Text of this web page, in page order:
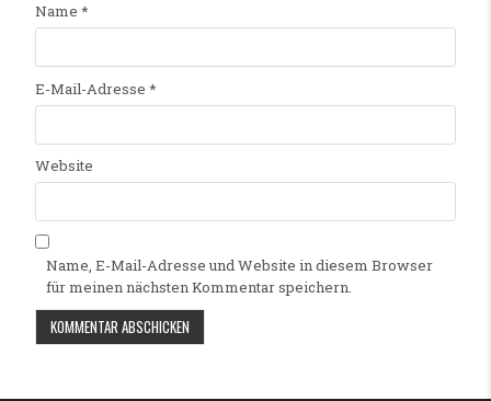
Name *
E-Mail-Adresse *
Website
Name, E-Mail-Adresse und Website in diesem Browser
für meinen nächsten Kommentar speichern.